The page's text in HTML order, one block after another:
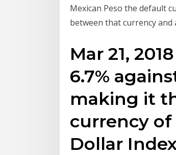
Mexican Peso the default
between that currency and
Mar 21,
6.7%
making it
currency of
Dollar